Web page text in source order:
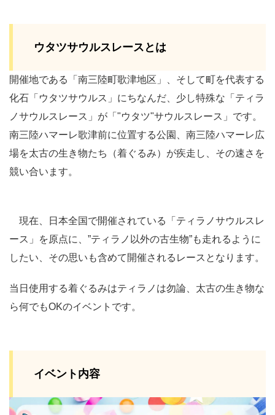
ウタツサウルスレースとは
開催地である「南三陸町歌津地区」、そして町を代表する
化石「ウタツサウルス」にちなんだ、少し特殊な「ティラ
ノサウルスレース」が「"ウタツ"サウルスレース」です。
南三陸ハマーレ歌津前に位置する公園、南三陸ハマーレ広
場を太古の生き物たち（着ぐるみ）が疾走し、その速さを
競い合います。
現在、日本全国で開催されている「ティラノサウルスレ
ース」を原点に、”ティラノ以外の古生物”も走れるように
したい、その思いも含めて開催されるレースとなります。
当日使用する着ぐるみはティラノは勿論、太古の生き物な
ら何でもOKのイベントです。
イベント内容